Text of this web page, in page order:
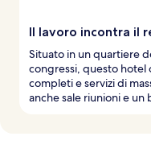
Il lavoro incontra il
Situato in un quartiere
congressi, questo hotel
completi e servizi di
anche sale riunioni e un